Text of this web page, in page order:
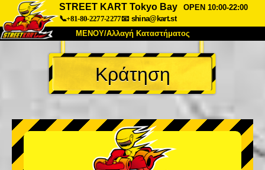
STREET KART Tokyo Bay
OPEN 10:00-22:00
📞+81-80-2277-2277📧 shina@kart.st
ΜΕΝΟΥ/Αλλαγή Καταστήματος
ΚΥΡΙΩΣ
Σχετικά Προδιαγραφές Τιμές
Συχνές Ερωτήσεις
Εταιρεία Κράτηση
Αλλαγή Καταστήματος
Τόκιο Σινάγαουα #1 Τόκιο Ακίχαμπαρα #1
Κράτηση